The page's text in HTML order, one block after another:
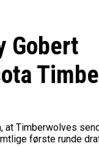
Gobert
at Timberwolves
første runde